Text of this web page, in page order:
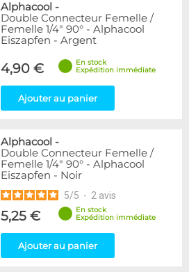
Alphacool -
Double Connecteur Femelle /
Femelle 1/4" 90° - Alphacool
Eiszapfen - Argent
4,90 €
En stock
Expédition immédiate
Ajouter au panier
Alphacool -
Double Connecteur Femelle /
Femelle 1/4" 90° - Alphacool
Eiszapfen - Noir
5/5 - 2 avis
5,25 €
En stock
Expédition immédiate
Ajouter au panier